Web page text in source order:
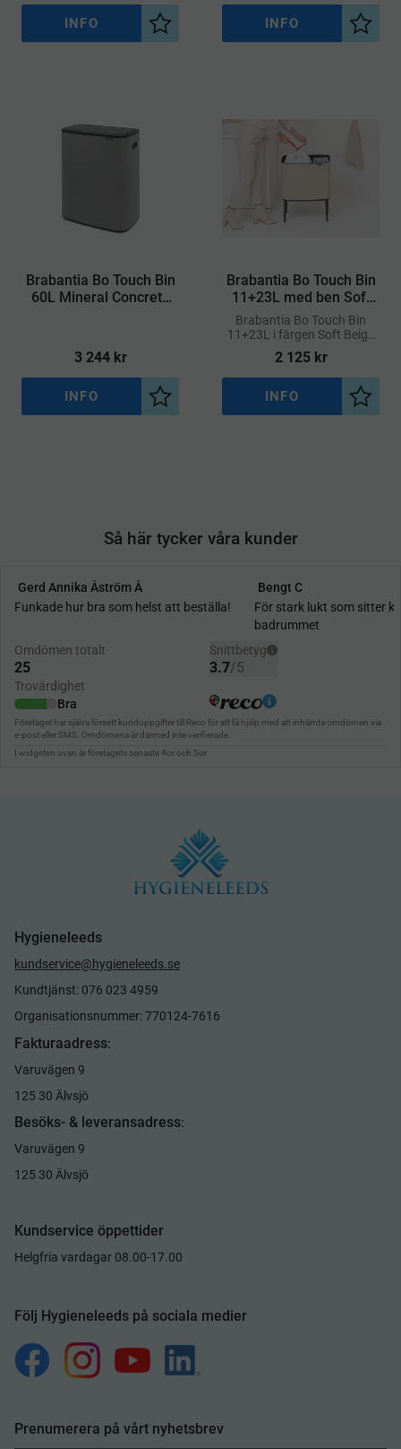
Lägg till i önskelista
INFO
Lägg
INFO
Brabantia Bo Touch Bin
60L Mineral Concrete
3 244kr
Lägg till i önskelista
INFO
Brabantia Bo Touch Bin
11+23L med ben Soft
Beige
Brabantia Bo Touch Bin
11+23L i färgen Soft Beige
är en elegant och
utrymmeseffektiv lösning
för källsortering
2 125kr
Lägg
INFO
Så här tycker våra kunder
Hygieneleeds
kundservice@hygieneleeds.se
Kundtjänst: 076 023 4959
Organisationsnummer: 770124-7616
Fakturaadress:
Varuvägen 9
125 30 Älvsjö
Besöks- & leveransadress:
Varuvägen 9
125 30 Älvsjö
Kundservice öppettider
Helgfria vardagar 08.00-17.00
Följ Hygieneleeds på sociala medier
Prenumerera på vårt nyhetsbrev